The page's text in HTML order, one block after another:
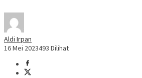
Aldi Irpan
16 Mei 2023493 Dilihat